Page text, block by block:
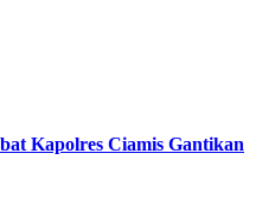
Kapolres Ciamis Gantikan